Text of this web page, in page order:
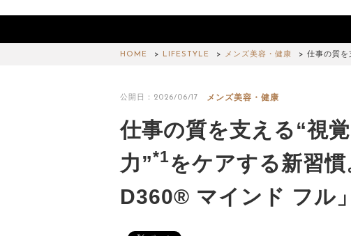
HOME LIFESTYLE メンズ美容・健康 仕事の質を
公開日：2026/06/17 メンズ美容・健康
仕事の質を支える“視
力”*1をケアする新習
D360® マインド フル」